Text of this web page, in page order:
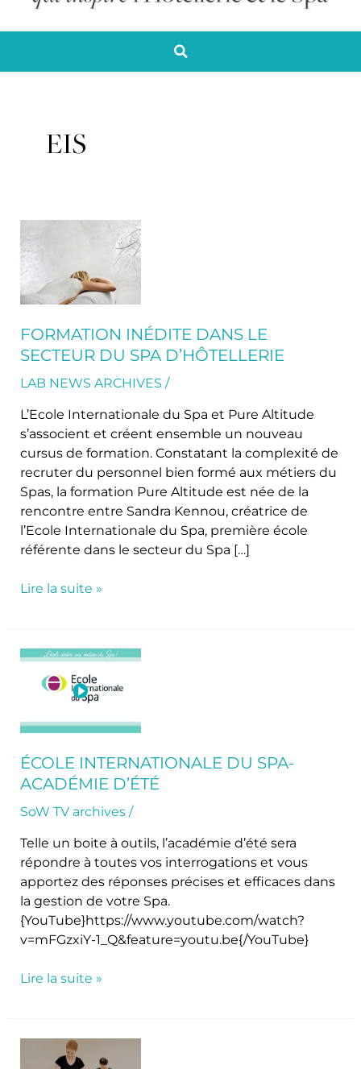
EIS
FORMATION INÉDITE DANS LE
SECTEUR DU SPA D’HÔTELLERIE
LAB NEWS ARCHIVES /
L’Ecole Internationale du Spa et Pure Altitude
s’associent et créent ensemble un nouveau
cursus de formation. Constatant la complexité de
recruter du personnel bien formé aux métiers du
Spas, la formation Pure Altitude est née de la
rencontre entre Sandra Kennou, créatrice de
l’Ecole Internationale du Spa, première école
référente dans le secteur du Spa […]
inédite
dans
le
secteur
du
Spa
d’hôtellerie
Lire la suite »
ÉCOLE INTERNATIONALE DU SPA-
ACADÉMIE D’ÉTÉ
SoW TV archives/
Telle un boite à outils, l’académie d’été sera
répondre à toutes vos interrogations et vous
apportez des réponses précises et efficaces dans
la gestion de votre Spa.
{YouTube}https://www.youtube.com/watch?
v=mFGzxiY-1_Q&feature=youtu.be{/YouTube}
École
Internationale
Académie
d’été
Lire la suite »